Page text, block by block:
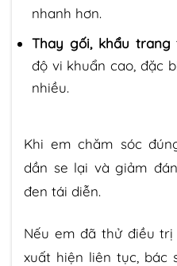
nhanh hơn.
Thay gối, khẩu trang
độ vi khuẩn cao, đặc
nhiều.
Khi em chăm sóc
dần se lại và giảm
đen tái diễn.
Nếu em đã thử điều
xuất hiện liên tục, bác